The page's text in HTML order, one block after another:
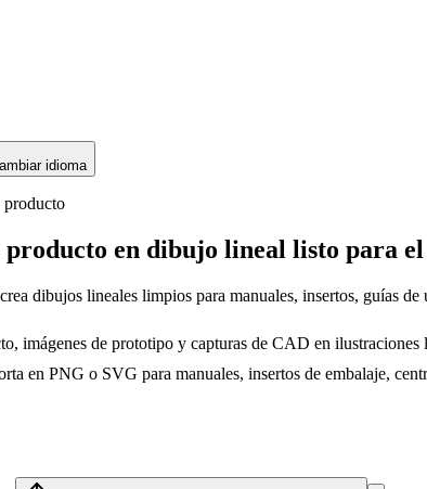
idioma
producto
producto en dibujo lineal listo para
dibujos lineales limpios para manuales, insertos, guías
imágenes de prototipo y capturas de CAD en ilustraciones
en PNG o SVG para manuales, insertos de embalaje,